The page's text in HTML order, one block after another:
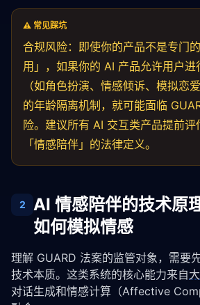
⚠️ 常见踩坑
合规风险：即使你的产品不是专门
用」，如果你的 AI 产品允许用户进
（如角色扮演、情感倾诉、模拟恋
的年龄隔离机制，就可能面临
险。建议所有 AI 交互类产品提前评
「情感陪伴」的法律定义。
2
AI 情感陪伴的技术
如何模拟情感
理解 GUARD 法案的监管对象，需要
技术本质。这类系统的核心能力来自
对话生成和情感计算（Affective